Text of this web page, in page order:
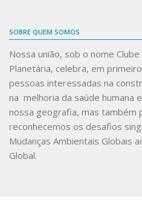
SOBRE QUEM SOMOS
Nossa união, sob o nome
Planetária, celebra, em
pessoas interessadas na
na melhoria da saúde humana
nossa geografia, mas também
reconhecemos os desafios
Mudanças Ambientais Globais
Global.